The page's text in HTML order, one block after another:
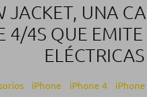
JACKET, UNA
4/4S QUE EMITE
ELÉCTRICAS
iPhone iPhone 4 iPhone